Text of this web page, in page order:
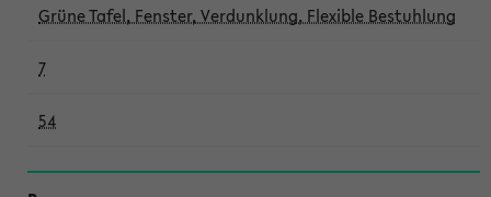
Grüne Tafel, Fenster, Verdunklung, Flexible Bestuhlung
7
54